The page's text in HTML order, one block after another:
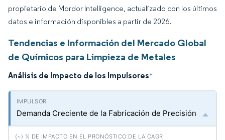
propietario de Mordor Intelligence, actualizado con los últimos
datos e información disponibles a partir de 2026.
Tendencias e Información del Mercado Global
de Químicos para Limpieza de Metales
Análisis de Impacto de los Impulsores*
Demanda Creciente de la Fabricación de Precisión